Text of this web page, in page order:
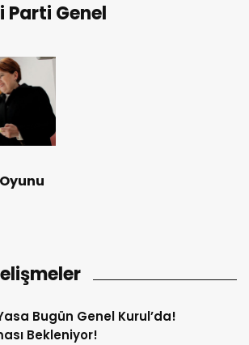
Parti Genel
Bugün Genel Kurul’da!
Bekleniyor!